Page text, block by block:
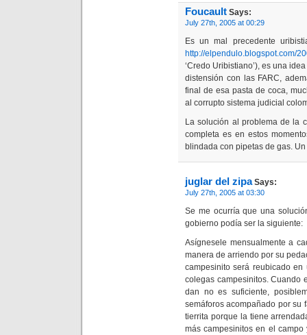
Foucault Says:
July 27th, 2005 at 00:29
Es un mal precedente
http://elpendulo.blogspot.com/
‘Credo Uribistiano’), es una
distensión con las FARC,
final de esa pasta de coca,
al corrupto sistema judicial
La solución al problema de la
completa es en estos
blindada con pipetas de gas.
juglar del zipaSays:
July 27th, 2005 at 03:30
Se me ocurría que una
gobierno podía ser la siguiente:
Asígnesele mensualmente a
manera de arriendo por su
campesinito será reubicado
colegas campesinitos. Cuando
dan no es suficiente,
semáforos acompañado por su
tierrita porque la tiene
más campesinitos en el